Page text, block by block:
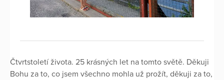
Čtvrtstoletí života. 25 krásných let na tomto světě. Děkuji
Bohu za to, co jsem všechno mohla už prožít, děkuji za to,